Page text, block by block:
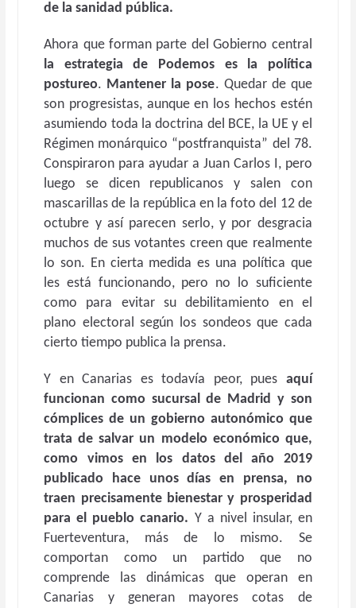
de la sanidad pública.
Ahora que forman parte del Gobierno central
la estrategia de Podemos es la
política
postureo. Mantener la pose. Quedar de que
son progresistas, aunque en los hechos estén
asumiendo toda la doctrina del BCE, la UE y el
Régimen monárquico “postfranquista” del 78.
Conspiraron para ayudar a Juan Carlos I, pero
luego se dicen republicanos y salen con
mascarillas de la república en la foto del 12 de
octubre y así parecen serlo, y por desgracia
muchos de sus votantes creen que realmente
lo son. En cierta medida es una política que
les está funcionando, pero no lo suficiente
como para evitar su debilitamiento en el
plano electoral según los sondeos que cada
cierto tiempo publica la prensa.
Y en Canarias es todavía peor, pues aquí
funcionan como sucursal de Madrid y son
cómplices de un gobierno autonómico que
trata de salvar un modelo económico que,
como vimos en los datos del año 2019
publicado hace unos días en prensa, no
traen precisamente bienestar y prosperidad
para el pueblo canario. Y a nivel insular, en
Fuerteventura, más de lo mismo. Se
comportan como un partido que no
comprende las dinámicas que operan en
Canarias y generan mayores cotas de